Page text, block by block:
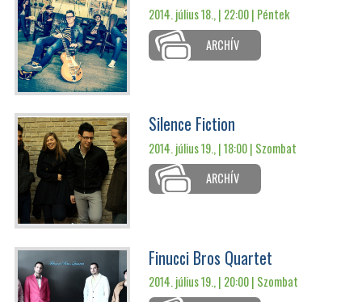
2014. július 18., | 22:00 | Péntek
ARCHÍV
Silence Fiction
2014. július 19., | 18:00 | Szombat
ARCHÍV
Finucci Bros Quartet
2014. július 19., | 20:00 | Szombat